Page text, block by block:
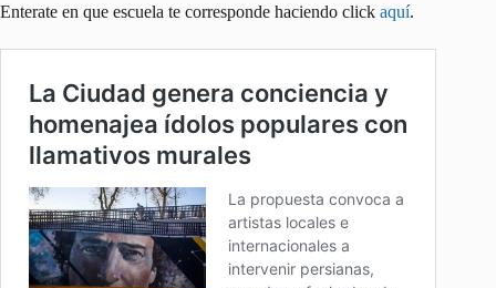
Enterate en que escuela te corresponde haciendo click aquí.